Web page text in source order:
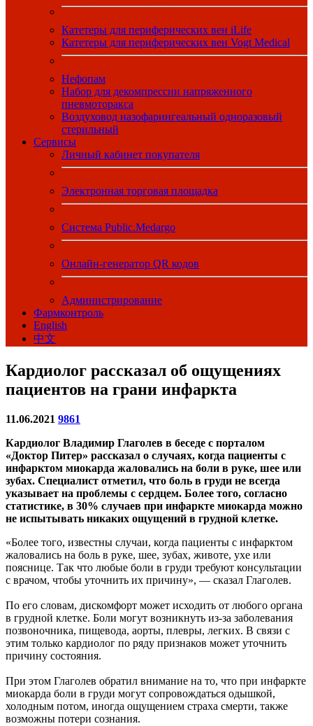
Катетеры для периферических вен iLife
Катетеры для периферических вен Vogt Medical
Нефопам
Набор для декомпрессии напряженного
пневмоторакса
Воздуховод назофарингеальный одноразовый
стерильный
Сервисы
Личный кабинет покупателя
Электронная торговая площадка
Система Public.Medargo
Онлайн-генератор QR кодов
Администрирование
Фармконтроль
English
中文
Кардиолог рассказал об ощущениях
пациентов на грани инфаркта
11.06.2021 9861
Кардиолог Владимир Глаголев в беседе с порталом
«Доктор Питер» рассказал о случаях, когда пациенты с
инфарктом миокарда жаловались на боли в руке, шее или
зубах. Специалист отметил, что боль в груди не всегда
указывает на проблемы с сердцем. Более того, согласно
статистике, в 30% случаев при инфаркте миокарда можно
не испытывать никаких ощущений в грудной клетке.
«Более того, известны случаи, когда пациенты с инфарктом
жаловались на боль в руке, шее, зубах, животе, ухе или
пояснице. Так что любые боли в груди требуют консультации
с врачом, чтобы уточнить их причину», — сказал Глаголев.
По его словам, дискомфорт может исходить от любого органа
в грудной клетке. Боли могут возникнуть из-за заболевания
позвоночника, пищевода, аорты, плевры, легких. В связи с
этим только кардиолог по ряду признаков может уточнить
причину состояния.
При этом Глаголев обратил внимание на то, что при инфаркте
миокарда боли в груди могут сопровождаться одышкой,
холодным потом, иногда ощущением страха смерти, также
возможны потери сознания.